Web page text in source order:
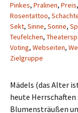
Pinkes, Pralinen, Preis,
Rosentattoo,
Sekt, Sinne, Sonne,
Teufelchen,
Voting, Webseiten,
Zielgruppe
Mädels (das Alter
heute
Blumensträußen